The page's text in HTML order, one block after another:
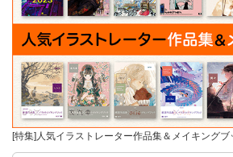
[特集]人気イラストレーター作品集＆メイキングブ